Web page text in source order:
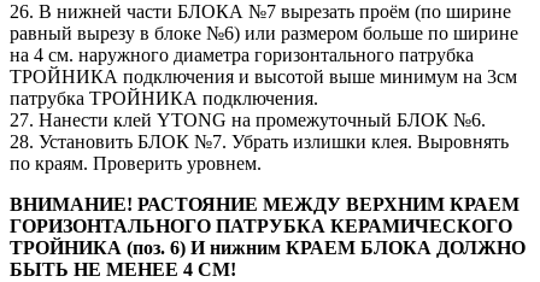
26. В нижней части БЛОКА №7 вырезать проём (по ширине
равный вырезу в блоке №6) или размером больше по ширине
на 4 см. наружного диаметра горизонтального патрубка
ТРОЙНИКА подключения и высотой выше минимум на 3см
патрубка ТРОЙНИКА подключения.
27. Нанести клей YTONG на промежуточный БЛОК №6.
28. Установить БЛОК №7. Убрать излишки клея. Выровнять
по краям. Проверить уровнем.
ВНИМАНИЕ! РАСТОЯНИЕ МЕЖДУ ВЕРХНИМ КРАЕМ
ГОРИЗОНТАЛЬНОГО ПАТРУБКА КЕРАМИЧЕСКОГО
ТРОЙНИКА (поз. 6) И нижним КРАЕМ БЛОКА ДОЛЖНО
БЫТЬ НЕ МЕНЕЕ 4 СМ!